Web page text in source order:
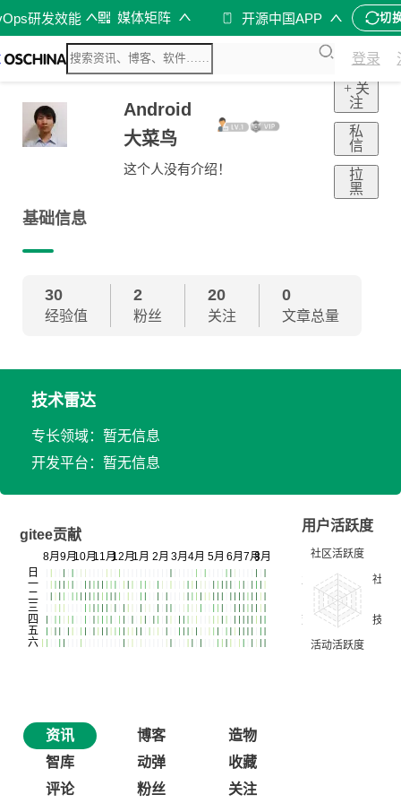
研发效能 媒体矩阵 开源中国APP 切
登录
Android
大菜鸟
这个人没有介绍！
+ 关
注
私
信
拉
黑
基础信息
30
经验值
2
粉丝
20
关注
0
文章总量
技术雷达
专长领域：暂无信息
开发平台：暂无信息
gitee贡献
用户活跃度
资讯 博客
造物
智库
动弹
收藏
评论
粉丝 关注